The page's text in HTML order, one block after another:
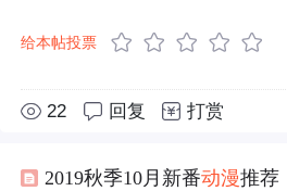
给本帖投票
22 回复 打赏
2019秋季10月新番动漫推荐